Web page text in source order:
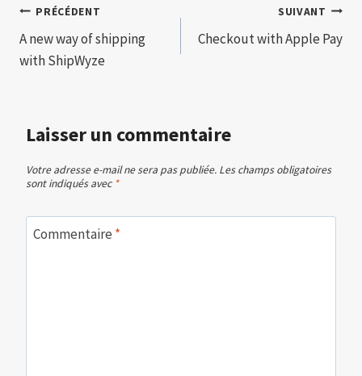
Navigation
de
PRÉCÉDENT
A new way of shipping
with ShipWyze
SUIVANT
Checkout with Apple Pay
Laisser un commentaire
Votre adresse e-mail ne sera pas publiée. Les champs obligatoires
sont indiqués avec *
Commentaire *